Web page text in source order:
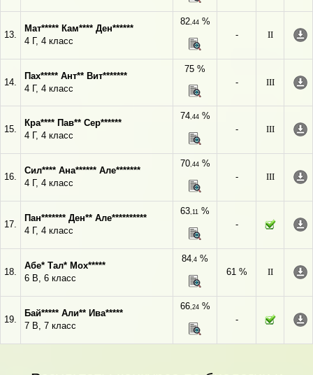
13.
Мат***** Кам**** Ден******
4 Г, 4 класс
82,44%
-
II
14.
Пах***** Ант** Вит*******
4 Г, 4 класс
75 %
-
III
15.
Кра**** Пав** Сер******
4 Г, 4 класс
74,44%
-
III
16.
Сил**** Ана****** Але*******
4 Г, 4 класс
70,44%
-
III
17.
Пан******* Ден** Але**********
4 Г, 4 класс
63,11 %
-
18.
Абе* Тал* Мох*****
6 В, 6 класс
84,4 %
61 %
II
19.
Бай***** Али** Ива*****
7 В, 7 класс
66,24%
-